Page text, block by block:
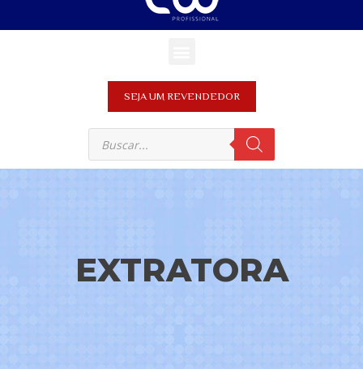
SEJA UM REVENDEDOR
EXTRATORA